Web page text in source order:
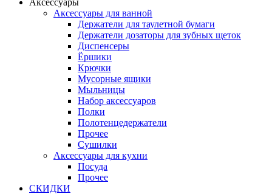
Аксессуары
Аксессуары для ванной
Держатели для таулетной бумаги
Держатели дозаторы для зубных щеток
Диспенсеры
Ёршики
Крючки
Мусорные ящики
Мыльницы
Набор аксессуаров
Полки
Полотенцедержатели
Прочее
Сушилки
Аксессуары для кухни
Посуда
Прочее
СКИДКИ